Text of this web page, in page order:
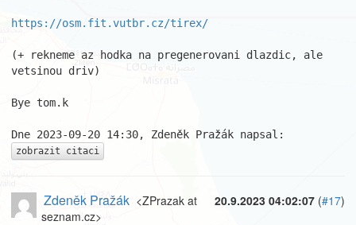
https://osm.fit.vutbr.cz/tirex/
(+ rekneme az hodka na pregenerovani dlazdic, ale
vetsinou driv)
Bye tom.k
zobrazit citaci
20.9.2023 04:02:07 (#17)
Zdeněk Pražák <ZPrazak at
seznam.cz>